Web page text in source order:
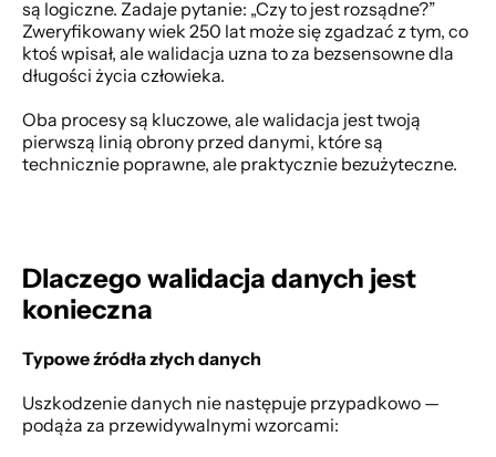
są logiczne. Zadaje pytanie: „Czy to jest rozsądne?”
Zweryfikowany wiek 250 lat może się zgadzać z tym, co
ktoś wpisał, ale walidacja uzna to za bezsensowne dla
długości życia człowieka.
Oba procesy są kluczowe, ale walidacja jest twoją
pierwszą linią obrony przed danymi, które są
technicznie poprawne, ale praktycznie bezużyteczne.
Dlaczego walidacja danych jest
konieczna
Typowe źródła złych danych
Uszkodzenie danych nie następuje przypadkowo —
podąża za przewidywalnymi wzorcami: